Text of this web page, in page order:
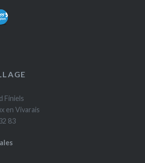
Finiels
en Vivarais
83